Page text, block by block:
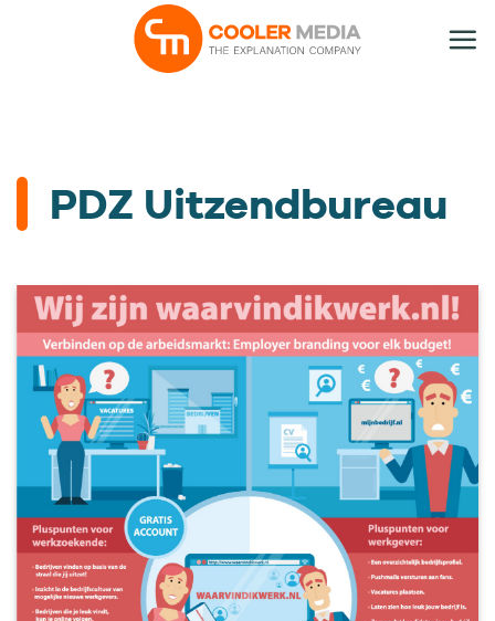
PDZ Uitzendbureau